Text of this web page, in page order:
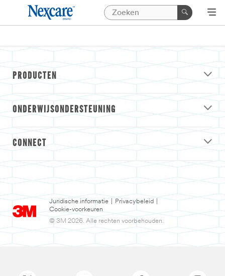
PRODUCTEN
ONDERWIJSONDERSTEUNING
CONNECT
Juridische informatie Privacybeleid
Cookie-voorkeuren
© 3M 2026. Alle rechten voorbehouden.